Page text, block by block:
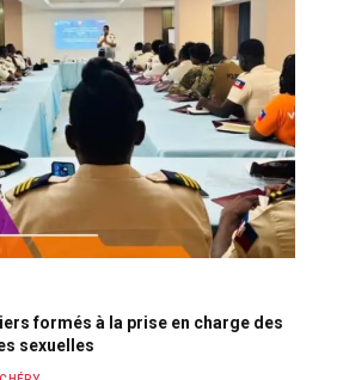
formés à la prise en charge des
sexuelles